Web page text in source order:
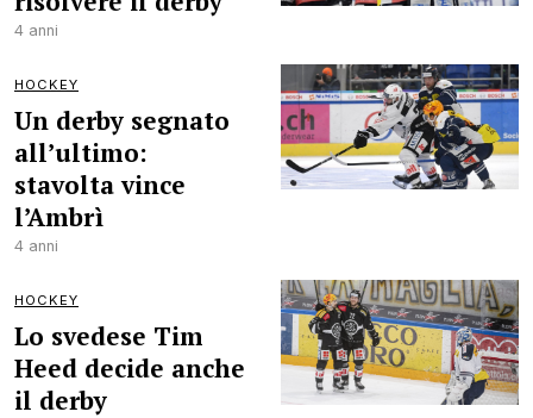
4 anni
HOCKEY
Un derby segnato
all’ultimo:
stavolta vince
l’Ambrì
4 anni
HOCKEY
Lo svedese Tim
Heed decide anche
il derby